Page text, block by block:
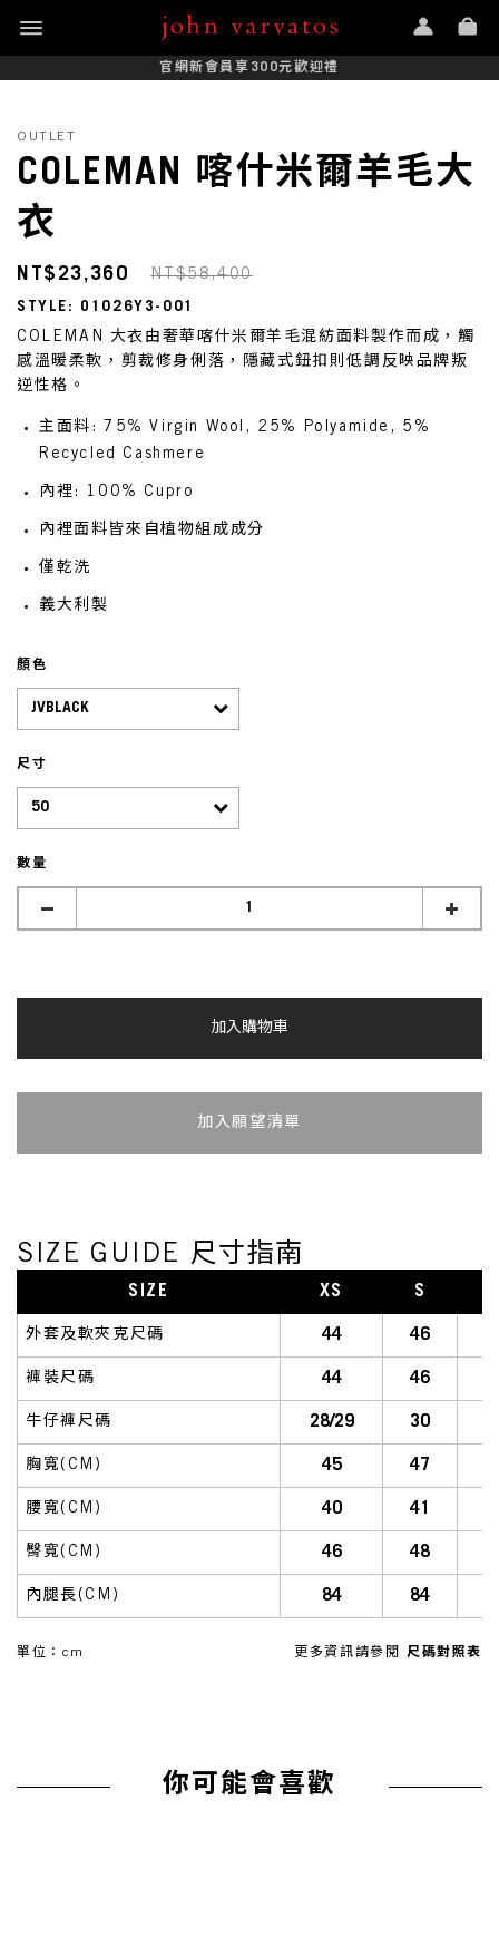
官網新會員享300元歡迎禮
OUTLET
COLEMAN 喀什米爾羊毛大
衣
STYLE: O1026Y3-001
COLEMAN 大衣由奢華喀什米爾羊毛混紡面料製作而成，觸
感溫暖柔軟，剪裁修身俐落，隱藏式鈕扣則低調反映品牌叛
逆性格。
主面料: 75% Virgin Wool, 25% Polyamide, 5%
Recycled Cashmere
內裡: 100% Cupro
內裡面料皆來自植物組成成分
僅乾洗
義大利製
NT$23,360 NT$58,400
顏色
尺寸
數量
加入購物車
加入追蹤清單
SIZE GUIDE 尺寸指南
SIZE XS S
外套及軟夾克尺碼 44 46
褲裝尺碼 44 46
牛仔褲尺碼 28/29 30
胸寬(CM) 45 47
腰寬(CM) 40 41
臀寬(CM) 46 48
內腿長(CM) 84 84
單位：cm 更多資訊請參閱 尺碼對照表
你可能會喜歡